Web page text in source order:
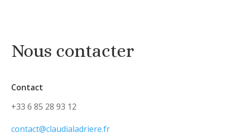
Nous contacter
Contact
+33 6 85 28 93 12
contact@claudialadriere.fr